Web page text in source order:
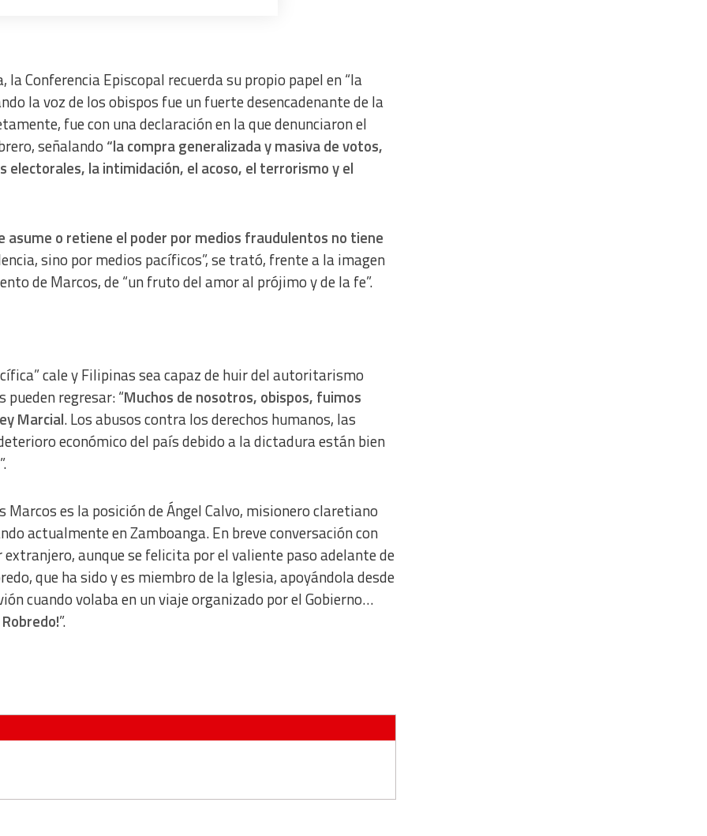
Conferencia Episcopal recuerda su propio papel en “la
la voz de los obispos fue un fuerte desencadenante de la
fue con una declaración en la que denunciaron el
señalando “la compra generalizada y masiva de votos,
electorales, la intimidación, el acoso, el terrorismo y el
asume o retiene el poder por medios fraudulentos no tiene
sino por medios pacíficos”, se trató, frente a la imagen
de Marcos, de “un fruto del amor al prójimo y de la fe”.
cale y Filipinas sea capaz de huir del autoritarismo
regresar: “Muchos de nosotros, obispos, fuimos
Marcial. Los abusos contra los derechos humanos, las
económico del país debido a la dictadura están bien
es la posición de Ángel Calvo, misionero claretiano
actualmente en Zamboanga. En breve conversación con
aunque se felicita por el valiente paso adelante de
que ha sido y es miembro de la Iglesia, apoyándola desde
cuando volaba en un viaje organizado por el Gobierno…
”.
from different sources